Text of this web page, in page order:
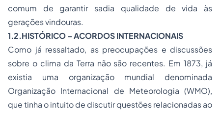
comum de garantir sadia qualidade de vida às
gerações vindouras.
1.2.HISTÓRICO – ACORDOS INTERNACIONAIS
Como já ressaltado, as preocupações e discussões
sobre o clima da Terra não são recentes. Em 1873, já
existia uma organização mundial denominada
Organização Internacional de Meteorologia (WMO),
que tinha o intuito de discutir questões relacionadas ao